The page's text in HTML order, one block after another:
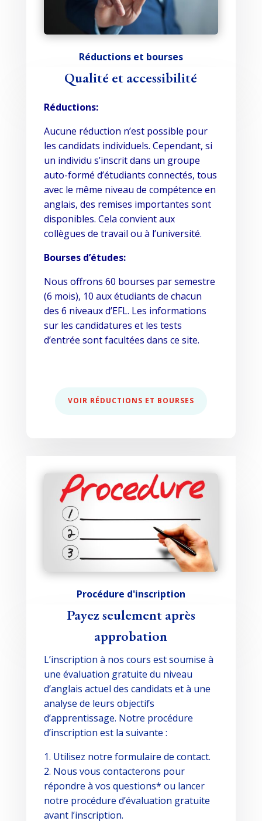
Réductions et bourses
Qualité et accessibilité
Réductions:
Aucune réduction n’est possible pour
les candidats individuels. Cependant, si
un individu s’inscrit dans un groupe
auto-formé d’étudiants connectés, tous
avec le même niveau de compétence en
anglais, des remises importantes sont
disponibles. Cela convient aux
collègues de travail ou à l’université.
Bourses d’études:
Nous offrons 60 bourses par semestre
(6 mois), 10 aux étudiants de chacun
des 6 niveaux d’EFL. Les informations
sur les candidatures et les tests
d’entrée sont facultées dans ce site.
VOIR RÉDUCTIONS ET BOURSES
Procédure d'inscription
Payez seulement après
approbation
L’inscription à nos cours est soumise à
une évaluation gratuite du niveau
d’anglais actuel des candidats et à une
analyse de leurs objectifs
d’apprentissage. Notre procédure
d’inscription est la suivante :
1. Utilisez notre formulaire de contact.
2. Nous vous contacterons pour
répondre à vos questions* ou lancer
notre procédure d’évaluation gratuite
avant l’inscription.